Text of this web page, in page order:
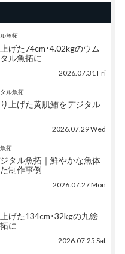
魚拓
げた74cm・4.02kgのウム
ル魚拓に
2026.07.31 Fri
ル魚拓
上げた黄肌鮪をデジタル
2026.07.29 Wed
拓
タル魚拓｜鮮やかな魚体
制作事例
2026.07.27 Mon
げた134cm・32kgの九絵
に
2026.07.25 Sat